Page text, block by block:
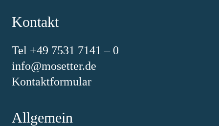
Kontakt
Tel +49 7531 7141 – 0
info@mosetter.de
Kontaktformular
Allgemein